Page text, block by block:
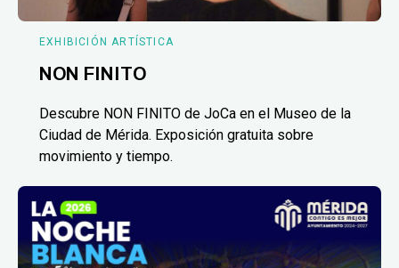
EXHIBICIÓN ARTÍSTICA
NON FINITO
Descubre NON FINITO de JoCa en el Museo de la
Ciudad de Mérida. Exposición gratuita sobre
movimiento y tiempo.